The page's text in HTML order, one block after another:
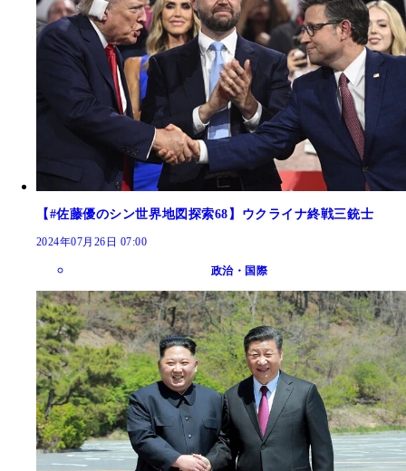
【#佐藤優のシン世界地図探索68】ウクライナ終戦三銃士
2024年07月26日 07:00
政治・国際